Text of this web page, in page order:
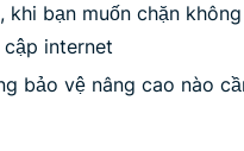
khi bạn muốn chặn
internet
bảo vệ nâng cao nào